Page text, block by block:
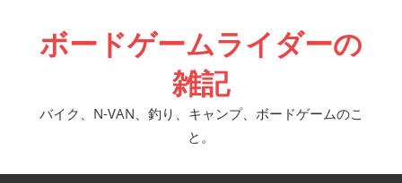
キ
ボードゲームライダーの
雑記
バイク、N-VAN、釣り、キャンプ、ボードゲームのこ
と。